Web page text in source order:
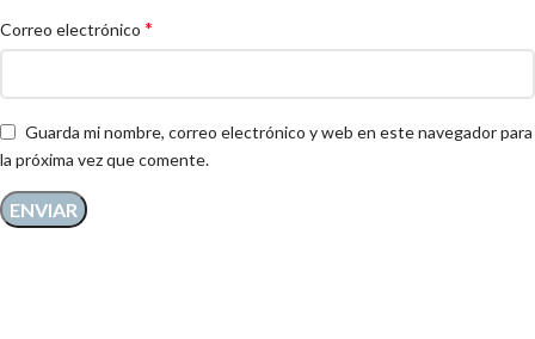
Correo electrónico *
Guarda mi nombre, correo electrónico y web en este navegador para
la próxima vez que comente.